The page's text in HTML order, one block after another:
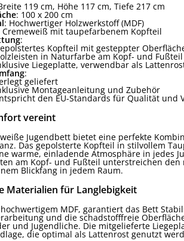
119 cm, Höhe 117 cm, Tiefe 217 cm
: 100 x 200 cm
: Hochwertiger Holzwerkstoff (MDF)
Cremeweiß mit taupefarbenem Kopfteil
:
Kopfteil mit gesteppter
in Naturfarbe am Kopf- und Fußteil
Liegeplatte, verwendbar als
:
geliefert
Montageanleitung und Zubehör
den EU-Standards für Qualität und
vereint
Jugendbett bietet eine perfekte
Das gepolsterte Kopfteil in stilvollem
warme, einladende Atmosphäre in jedes
am Kopf- und Fußteil unterstreichen den
Blickfang in jedem Raum.
Materialien für Langlebigkeit
MDF, garantiert das Bett
und die schadstofffreie
und Jugendliche. Die mitgelieferte
die optimal als Lattenrost genutzt